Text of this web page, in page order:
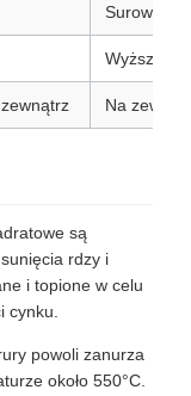
Surowy
Wyższy
Na
są
rdzy i
i topione w celu
cynku.
powoli zanurza
około 550°C.